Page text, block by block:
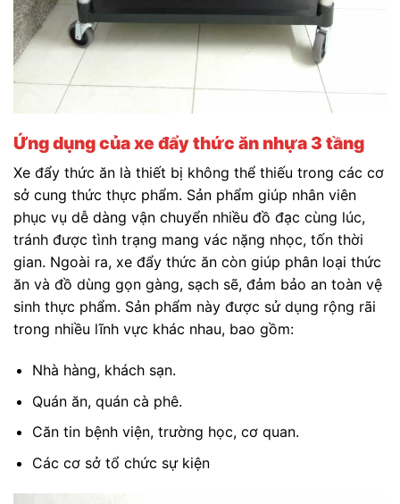
Ứng dụng của xe đẩy thức ăn nhựa 3 tầng
Xe đẩy thức ăn là thiết bị không thể thiếu trong các cơ
sở cung thức thực phẩm. Sản phẩm giúp nhân viên
phục vụ dễ dàng vận chuyển nhiều đồ đạc cùng lúc,
tránh được tình trạng mang vác nặng nhọc, tốn thời
gian. Ngoài ra, xe đẩy thức ăn còn giúp phân loại thức
ăn và đồ dùng gọn gàng, sạch sẽ, đảm bảo an toàn vệ
sinh thực phẩm. Sản phẩm này được sử dụng rộng rãi
trong nhiều lĩnh vực khác nhau, bao gồm:
Nhà hàng, khách sạn.
Quán ăn, quán cà phê.
Căn tin bệnh viện, trường học, cơ quan.
Các cơ sở tổ chức sự kiện